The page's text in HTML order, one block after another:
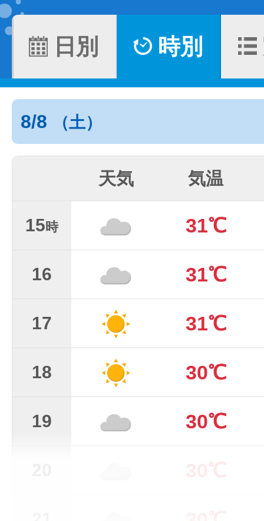
日別 時別
8/8 （土）
天気 気温
15時 31℃
16 31℃
17 31℃
18 30℃
19 30℃